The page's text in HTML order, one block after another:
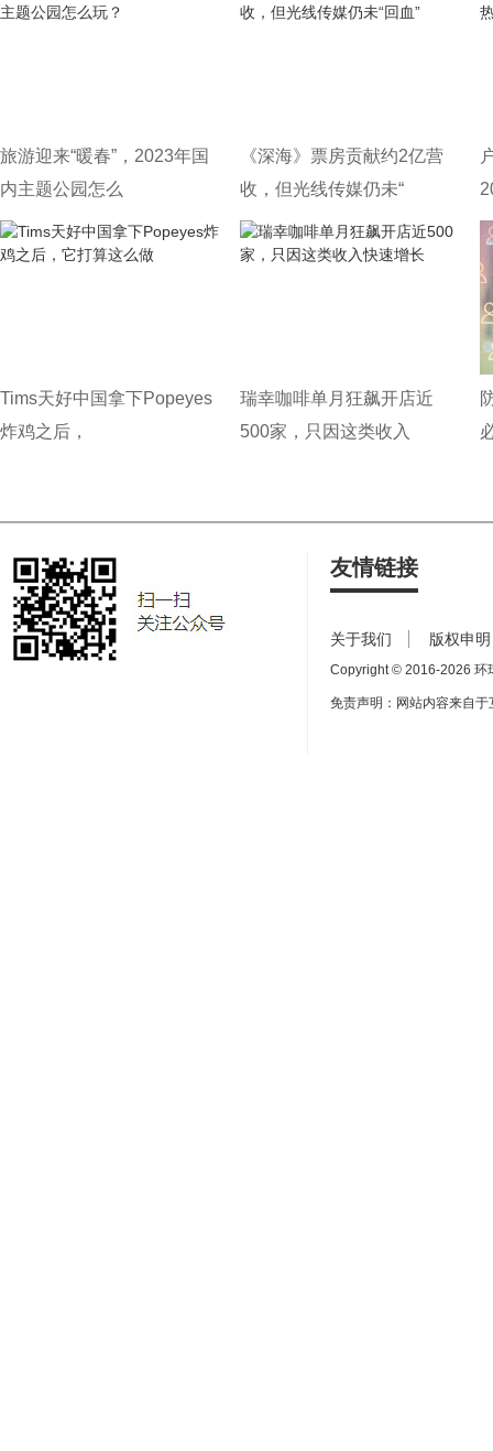
旅游迎来“暖春”，2023年国
内主题公园怎么
《深海》票房贡献约2亿营
收，但光线传媒仍未“
Tims天好中国拿下Popeyes
炸鸡之后，
瑞幸咖啡单月狂飙开店近
500家，只因这类收入
友情链接
关于我们 版权申明
Copyright © 2016-2026 环
免责声明：网站内容来自